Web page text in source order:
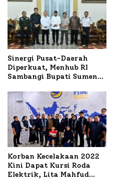
Sinergi Pusat-Daerah
Diperkuat, Menhub RI
Sambangi Bupati Sumenep
Mutiara Sentosa II
Korban Kecelakaan 2022
Kini Dapat Kursi Roda
Elektrik, Lita Mahfud